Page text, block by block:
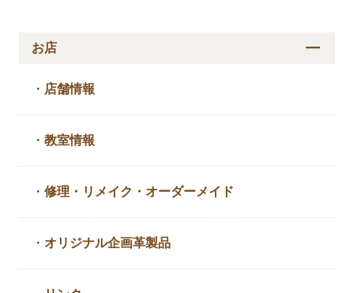
お店
・ 店舗情報
・教室情報
・修理・リメイク・ オーダーメイド
・ オリジナル企画革製品